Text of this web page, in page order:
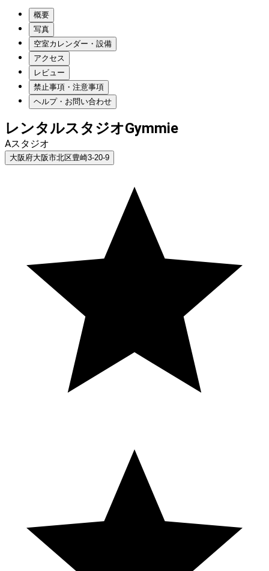
概要
写真
空室カレンダー・設備
アクセス
レビュー
禁止事項・注意事項
ヘルプ・お問い合わせ
レンタルスタジオGymmie
Aスタジオ
大阪府大阪市北区豊崎3-20-9